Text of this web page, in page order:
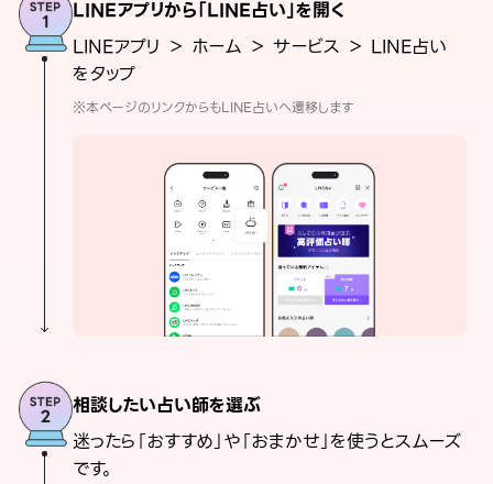
LINEアプリから「LINE占い」を開く
LINEアプリ ＞ ホーム ＞ サービス ＞ LINE占い
をタップ
※本ページのリンクからもLINE占いへ遷移します
相談したい占い師を選ぶ
迷ったら「おすすめ」や「おまかせ」を使うとスムーズ
です。